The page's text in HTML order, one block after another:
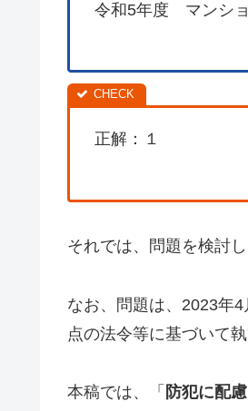
令和5年度 マンシ
正解：１
それでは、問題を検討し
なお、問題は、2023年
点の法令等に基づいて執
本稿では、「 防犯に配